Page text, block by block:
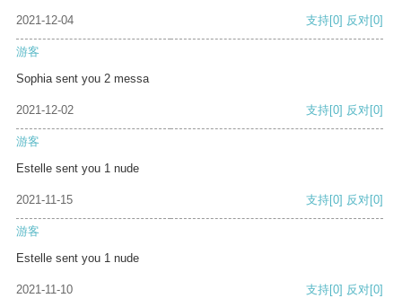
2021-12-04 支持[0] 反对[0]
游客
Sophia sent you 2 messa
2021-12-02 支持[0] 反对[0]
游客
Estelle sent you 1 nude
2021-11-15 支持[0] 反对[0]
游客
Estelle sent you 1 nude
2021-11-10 支持[0] 反对[0]